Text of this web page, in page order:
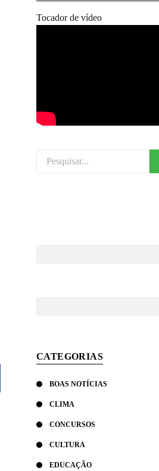
Tocador de vídeo
00:00
00:00
Search for:
CATEGORIAS
BOAS NOTÍCIAS
CLIMA
CONCURSOS
CULTURA
EDUCAÇÃO